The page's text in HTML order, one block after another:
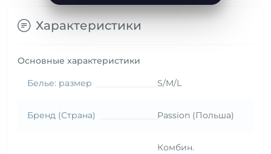
Характеристики
Основные характеристики
Белье: размер S/M/L
Бренд (Страна) Passion (Польша)
Комбин.